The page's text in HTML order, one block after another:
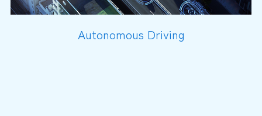
Autonomous Driving